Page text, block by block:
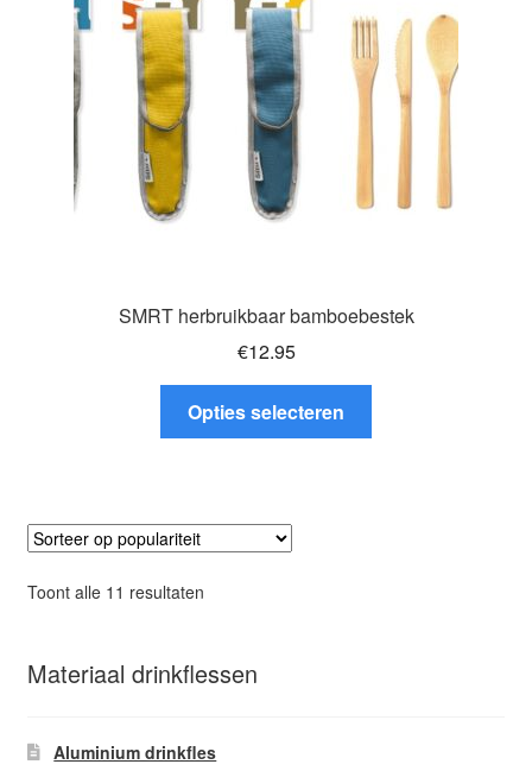
worden
op
de
productpagina
SMRT herbruikbaar bamboebestek
€12.95
Opties selecteren
Toont alle 11 resultatenGesorteerd
Materiaal drinkflessen
Aluminium drinkfles